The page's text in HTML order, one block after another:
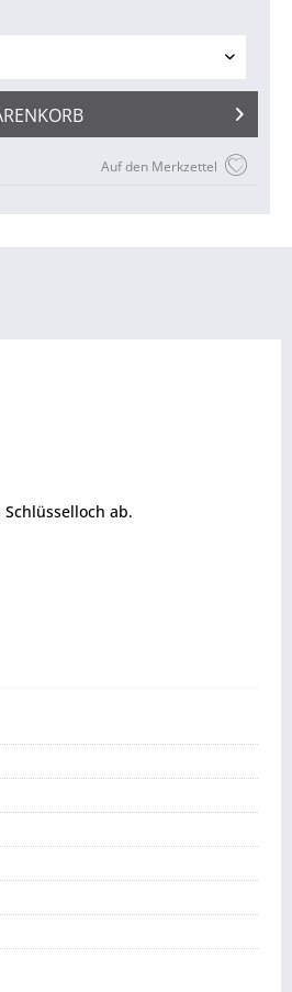
Auf den Merkzettel
ab.